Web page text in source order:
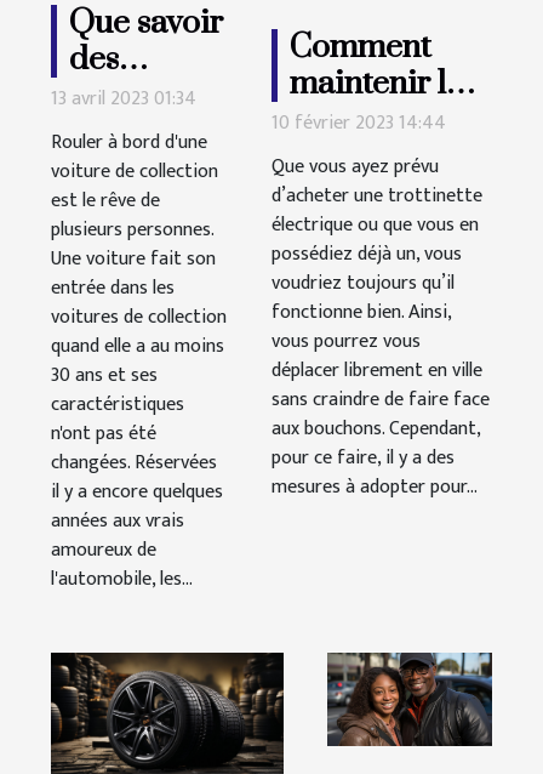
Que savoir
des
voitures
de
collection
?
13 avril 2023 01:34
Rouler à bord d'une
voiture de collection
est le rêve de
plusieurs personnes.
Une voiture fait son
entrée dans les
voitures de collection
quand elle a au moins
30 ans et ses
caractéristiques
n'ont pas été
changées. Réservées
il y a encore quelques
années aux vrais
amoureux de
l'automobile, les...
Comment
maintenir les
performances
de la batterie
de votre
trottinette
électrique ?
10 février 2023 14:44
Que vous ayez prévu
d’acheter une trottinette
électrique ou que vous en
possédiez déjà un, vous
voudriez toujours qu’il
fonctionne bien. Ainsi,
vous pourrez vous
déplacer librement en ville
sans craindre de faire face
aux bouchons. Cependant,
pour ce faire, il y a des
mesures à adopter pour...